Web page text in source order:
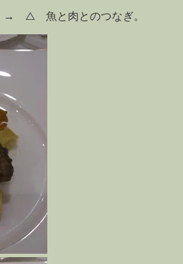
→ △ 魚と肉とのつなぎ。